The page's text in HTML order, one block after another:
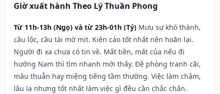
Giờ xuất hành Theo Lý Thuần Phong
Từ 11h-13h (Ngọ) và từ 23h-01h (Tý) Mưu sự khó thành,
cầu lộc, cầu tài mờ mịt. Kiện cáo tốt nhất nên hoãn lại.
Người đi xa chưa có tin về. Mất tiền, mất của nếu đi
hướng Nam thì tìm nhanh mới thấy. Đề phòng tranh cãi,
mâu thuẫn hay miệng tiếng tầm thường. Việc làm chậm,
lâu la nhưng tốt nhất làm việc gì đều cần chắc chắn.